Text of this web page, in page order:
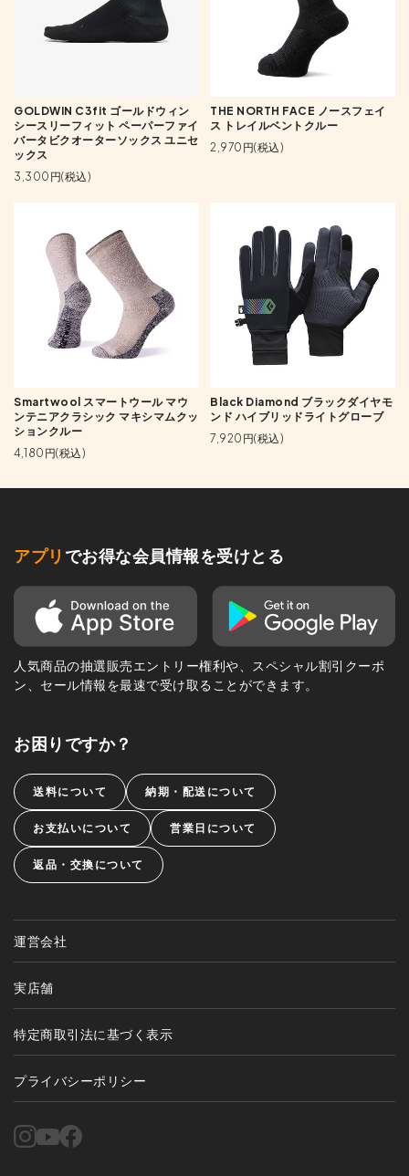
GOLDWIN C3fit ゴールドウィン
シースリーフィット ペーパーファイ
バータビクオーターソックス ユニセ
ックス
3,300円(税込)
THE NORTH FACE ノースフェイ
ス トレイルベントクルー
2,970円(税込)
Smartwool スマートウール マウ
ンテニアクラシック マキシマムクッ
ションクルー
4,180円(税込)
Black Diamond ブラックダイヤモ
ンド ハイブリッドライトグローブ
7,920円(税込)
アプリ でお得な会員情報を受けとる
人気商品の抽選販売エントリー権利や、スペシャル割引クーポ
ン、セール情報を最速で受け取ることができます。
お困りですか？
送料について 納期・配送について
お支払いについて 営業日について
返品・交換について
運営会社
実店舗
特定商取引法に基づく表示
プライバシーポリシー